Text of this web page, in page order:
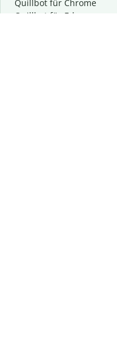
Quillbot für Chrome
Quillbot für Edge